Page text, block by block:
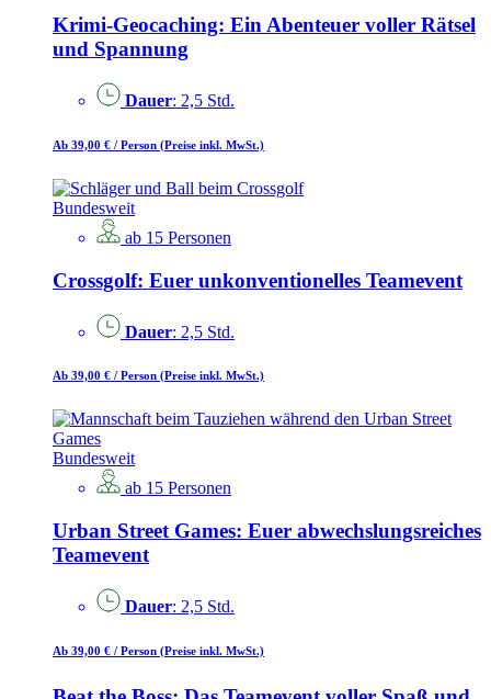
Krimi-Geocaching: Ein Abenteuer voller Rätsel
und Spannung
Dauer: 2,5 Std.
Ab 39,00 € / Person (Preise inkl. MwSt.)
Bundesweit
ab 15 Personen
Crossgolf: Euer unkonventionelles Teamevent
Dauer: 2,5 Std.
Ab 39,00 € / Person (Preise inkl. MwSt.)
Bundesweit
ab 15 Personen
Urban Street Games: Euer abwechslungsreiches
Teamevent
Dauer: 2,5 Std.
Ab 39,00 € / Person (Preise inkl. MwSt.)